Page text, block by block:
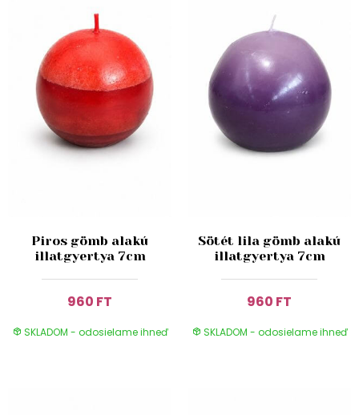
Piros gömb alakú
illatgyertya 7cm
960 FT
SKLADOM - odosielame ihneď
Sötét lila gömb alakú
illatgyertya 7cm
960 FT
SKLADOM - odosielame ihneď